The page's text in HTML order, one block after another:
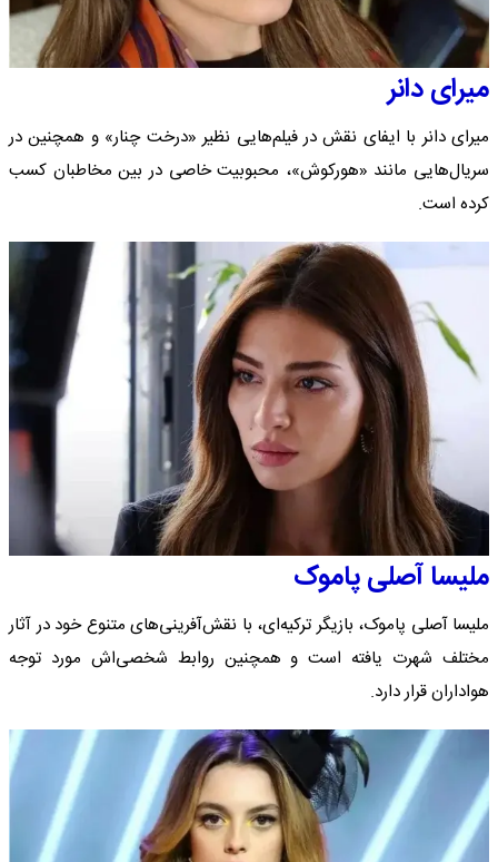
میرای دانر
میرای دانر با ایفای نقش در فیلم‌هایی نظیر «درخت چنار» و همچنین در
سریال‌هایی مانند «هورکوش»، محبوبیت خاصی در بین مخاطبان کسب
کرده است.
ملیسا آصلی پاموک
ملیسا آصلی پاموک، بازیگر ترکیه‌ای، با نقش‌آفرینی‌های متنوع خود در آثار
مختلف شهرت یافته است و همچنین روابط شخصی‌اش مورد توجه
هواداران قرار دارد.